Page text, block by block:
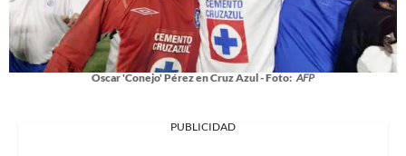
Oscar 'Conejo' Pérez en Cruz Azul - Foto: AFP
PUBLICIDAD